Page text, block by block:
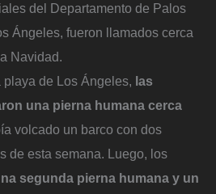
del Departamento de Palos
Ángeles, fueron llamados cerca
Navidad.
de Los Ángeles, las
una pierna humana cerca
volcado un barco con dos
de esta semana. Luego, los
segunda pierna humana y un